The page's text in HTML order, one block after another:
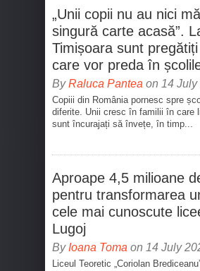
„Unii copii nu au nici
singură carte acasă”.
Timișoara sunt
care vor preda în
ByRaluca Pantea on 14 July
Copiii din România pornesc spre
diferite. Unii cresc în familii în care
sunt încurajați să învețe, în timp...
Aproape 4,5 milioane
pentru transformarea
cele mai cunoscute
Lugoj
By Ioana Toma on 14 July
Liceul Teoretic „Coriolan